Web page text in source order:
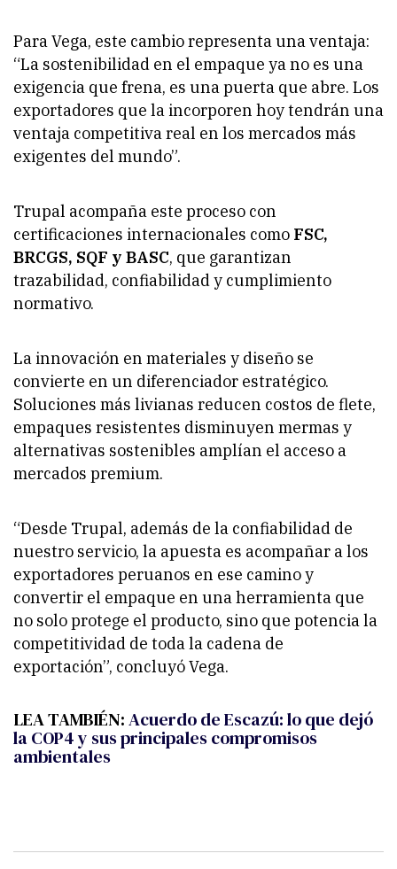
Para Vega, este cambio representa una ventaja:
“La sostenibilidad en el empaque ya no es una
exigencia que frena, es una puerta que abre. Los
exportadores que la incorporen hoy tendrán una
ventaja competitiva real en los mercados más
exigentes del mundo”.
Trupal acompaña este proceso con
certificaciones internacionales como FSC,
BRCGS, SQF y BASC, que garantizan
trazabilidad, confiabilidad y cumplimiento
normativo.
La innovación en materiales y diseño se
convierte en un diferenciador estratégico.
Soluciones más livianas reducen costos de flete,
empaques resistentes disminuyen mermas y
alternativas sostenibles amplían el acceso a
mercados premium.
“Desde Trupal, además de la confiabilidad de
nuestro servicio, la apuesta es acompañar a los
exportadores peruanos en ese camino y
convertir el empaque en una herramienta que
no solo protege el producto, sino que potencia la
competitividad de toda la cadena de
exportación”, concluyó Vega.
LEA TAMBIÉN:Acuerdo de Escazú: lo que dejó
la COP4 y sus principales compromisos
ambientales